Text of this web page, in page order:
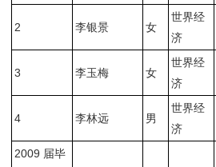
2 李银景 女
世界经
济
3 李玉梅 女
世界经
济
4 李林远 男
世界经
济
2009 届毕